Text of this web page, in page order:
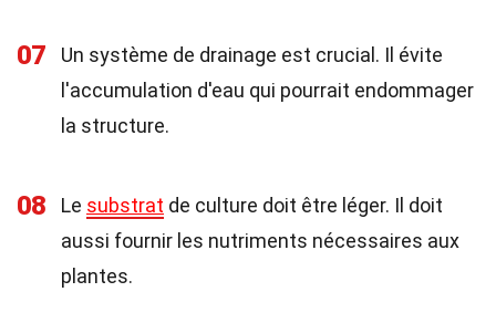
07
Un système de drainage est crucial. Il évite
l'accumulation d'eau qui pourrait endommager
la structure.
08 Le substrat de culture doit être léger. Il doit
aussi fournir les nutriments nécessaires aux
plantes.